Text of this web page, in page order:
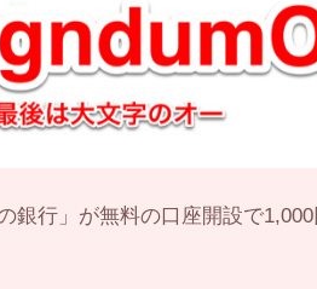
銀行」が無料の口座開設で